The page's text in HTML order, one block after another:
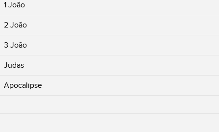
1 João
2 João
3 João
Judas
Apocalipse